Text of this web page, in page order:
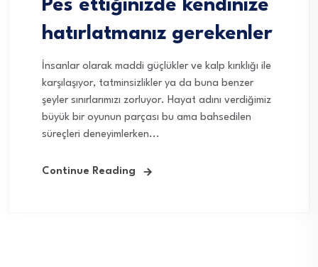
Pes ettiğinizde kendinize
hatırlatmanız gerekenler
İnsanlar olarak maddi güçlükler ve kalp kırıklığı ile
karşılaşıyor, tatminsizlikler ya da buna benzer
şeyler sınırlarımızı zorluyor. Hayat adını verdiğimiz
büyük bir oyunun parçası bu ama bahsedilen
süreçleri deneyimlerken...
Continue Reading